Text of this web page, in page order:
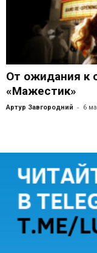
От ожидания к
«Мажестик»
Артур Завгородний - 6